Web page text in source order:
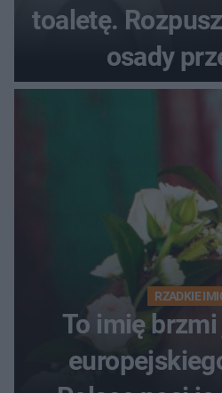
toaletę.
osady
RZADKIE
To imię